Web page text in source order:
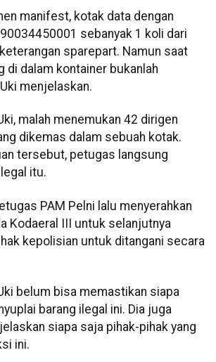
manifest, kotak data dengan
sebanyak 1 koli dari
sparepart. Namun saat
di dalam kontainer bukanlah
menjelaskan.
malah menemukan 42 dirigen
dikemas dalam sebuah kotak.
tersebut, petugas langsung
itu.
PAM Pelni lalu menyerahkan
Kodaeral III untuk selanjutnya
kepolisian untuk ditangani secara
belum bisa memastikan siapa
barang ilegal ini. Dia juga
siapa saja pihak-pihak yang
ini.